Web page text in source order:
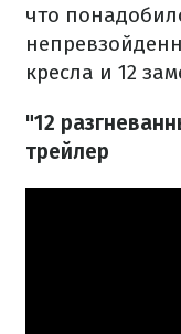
что
кресла и 12
"12
трейлер